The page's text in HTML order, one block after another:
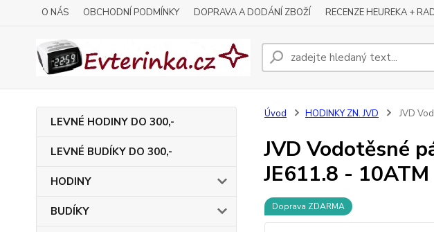
O NÁS OBCHODNÍ PODMÍNKY DOPRAVA A DODÁNÍ ZBOŽÍ RECENZE HEUREKA +
LEVNÉ HODINY DO 300,-
LEVNÉ BUDÍKY DO 300,-
HODINY
BUDÍKY
Úvod HODINKY ZN. JVD JVD
JVD Vodotěsné
JE611.8 - 10ATM
Doprava ZDARMA